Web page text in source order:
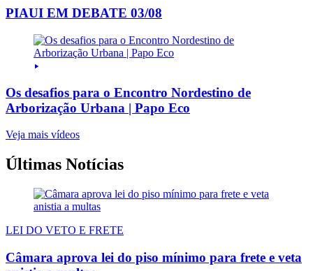
PIAUI EM DEBATE 03/08
Os desafios para o Encontro Nordestino de
Arborização Urbana | Papo Eco
Veja mais vídeos
Últimas Notícias
LEI DO VETO E FRETE
Câmara aprova lei do piso mínimo para frete e veta